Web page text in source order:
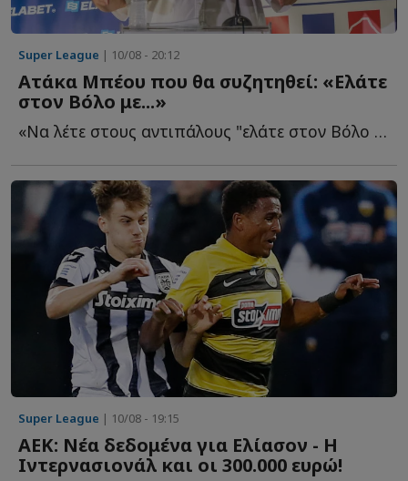
Super League | 10/08 - 20:12
Ατάκα Μπέου που θα συζητηθεί: «Ελάτε
στον Βόλο με...»
«Να λέτε στους αντιπάλους "ελάτε στον Βόλο με..."», ανέφερε ο...
Super League | 10/08 - 19:15
ΑΕΚ: Νέα δεδομένα για Ελίασον - Η
Ιντερνασιονάλ και οι 300.000 ευρώ!